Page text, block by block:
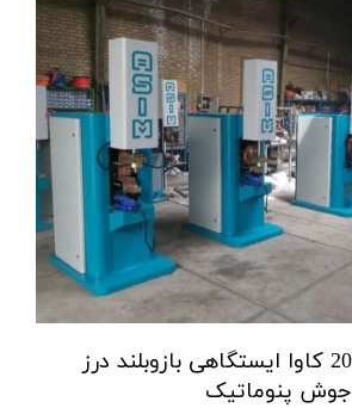
قرقره جوش 200 کاوا ایستگاهی بازوبلند درز
جوش پنوماتیک